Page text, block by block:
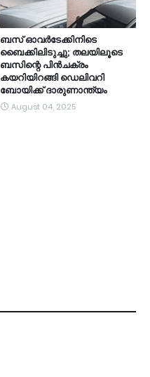
ബസ് ഓവര്‍ടേക്കിനിടെ
ബൈക്കിലിടുച്ചു; തലയിലൂടെ
ബസിന്റെ പിന്‍ചക്രം
കയറിയിറങ്ങി ഡെലിവറി
ബോയിക്ക് ദാരുണാന്ത്യം
August 04, 2025